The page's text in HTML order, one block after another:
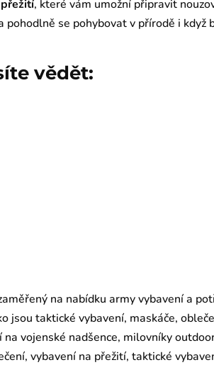
, které vám umožní připravit
pohodlně se pohybovat v přírodě i když
vědět:
na nabídku army vybavení a
jsou taktické vybavení, maskáče,
na vojenské nadšence, milovníky
vybavení na přežití, taktické